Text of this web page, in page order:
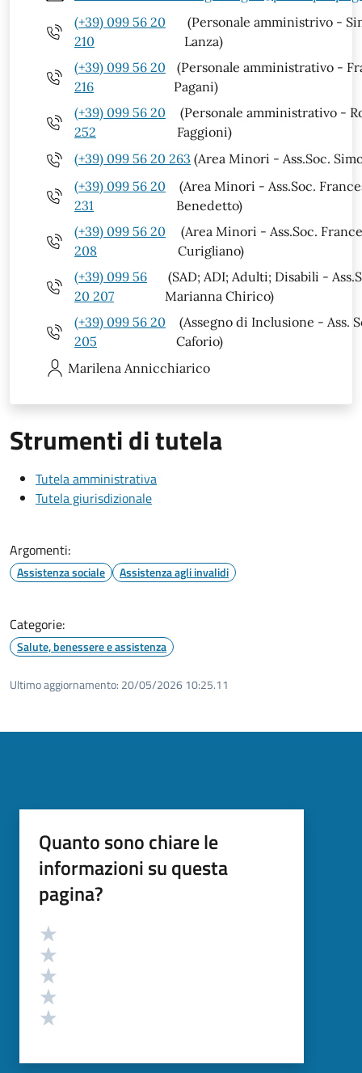
(+39) 099 56 20
210
(Personale amministrivo -
Lanza)
(+39) 099 56 20
216
(Personale amministrativo -
Pagani)
(+39) 099 56 20
252
(Personale amministrativo -
Faggioni)
(+39) 099 56 20 263 (Area Minori - Ass.Soc.
(+39) 099 56 20
231
(Area Minori - Ass.Soc.
Benedetto)
(+39) 099 56 20
208
(Area Minori - Ass.Soc.
Curigliano)
(+39) 099 56
20 207
(SAD; ADI; Adulti; Disabili -
Marianna Chirico)
(+39) 099 56 20
205
(Assegno di Inclusione - Ass.
Caforio)
Marilena Annicchiarico
Strumenti di tutela
Tutela amministrativa
Tutela giurisdizionale
Argomenti:
Assistenza sociale Assistenza agli invalidi
Categorie:
Salute, benessere e assistenza
Ultimo aggiornamento: 20/05/2026 10:25.11
Quanto sono chiare le
informazioni su questa
pagina?
Valutazione